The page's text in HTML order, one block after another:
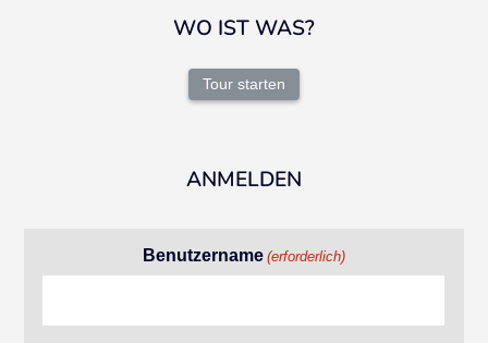
WO IST WAS?
Tour starten
ANMELDEN
Benutzername (erforderlich)